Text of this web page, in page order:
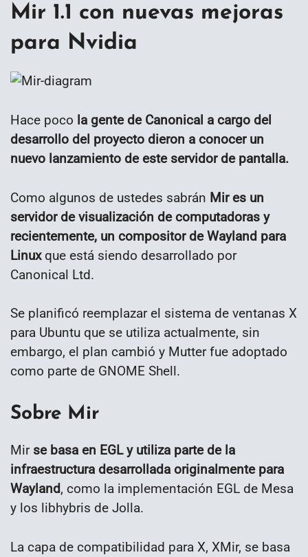
Mir 1.1 con nuevas mejoras
para Nvidia
Hace poco la gente de Canonical a cargo del
desarrollo del proyecto dieron a conocer un
nuevo lanzamiento de este servidor de pantalla.
Como algunos de ustedes sabrán Mir es un
servidor de visualización de computadoras y
recientemente, un compositor de Wayland para
Linuxque está siendo desarrollado por
Canonical Ltd.
Se planificó reemplazar el sistema de ventanas X
para Ubuntu que se utiliza actualmente, sin
embargo, el plan cambió y Mutter fue adoptado
como parte de GNOME Shell.
Sobre Mir
Mirse basa en EGL y utiliza parte de la
infraestructura desarrollada originalmente para
Wayland, como la implementación EGL de Mesa
y los libhybris de Jolla.
La capa de compatibilidad para X, XMir, se basa